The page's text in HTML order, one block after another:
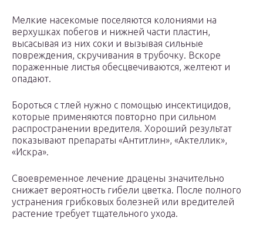
Мелкие насекомые поселяются колониями на
верхушках побегов и нижней части пластин,
высасывая из них соки и вызывая сильные
повреждения, скручивания в трубочку. Вскоре
пораженные листья обесцвечиваются, желтеют и
опадают.
Бороться с тлей нужно с помощью инсектицидов,
которые применяются повторно при сильном
распространении вредителя. Хороший результат
показывают препараты «Антитлин», «Актеллик»,
«Искра».
Своевременное лечение драцены значительно
снижает вероятность гибели цветка. После полного
устранения грибковых болезней или вредителей
растение требует тщательного ухода.